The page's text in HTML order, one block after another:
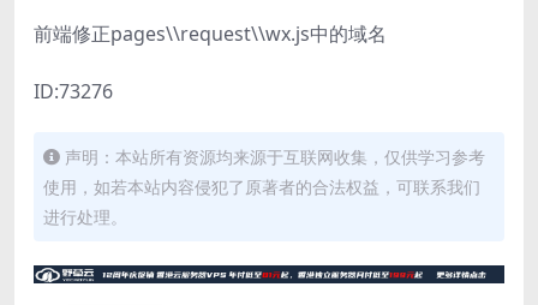
前端修正pages\\request\\wx.js中的域名
ID:73276
声明：本站所有资源均来源于互联网收集，仅供学习参考
使用，如若本站内容侵犯了原著者的合法权益，可联系我们
进行处理。